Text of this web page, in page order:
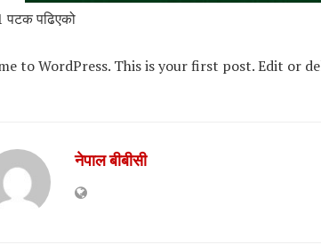
पटक पढिएको
to WordPress. This is your first post. Edit or
नेपाल बीबीसी